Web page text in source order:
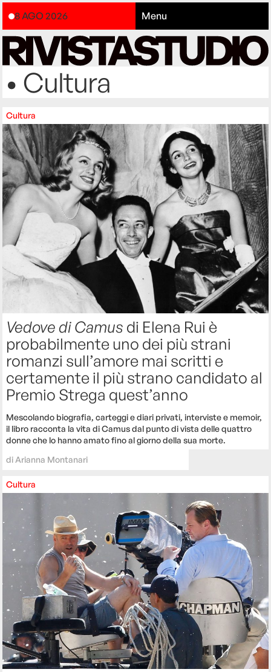
8 AGO 2026 Menu
• Cultura
Cultura
Vedove di Camus di Elena Rui è
probabilmente uno dei più strani
romanzi sull’amore mai scritti e
certamente il più strano candidato al
Premio Strega quest’anno
Mescolando biografia, carteggi e diari privati, interviste e memoir,
il libro racconta la vita di Camus dal punto di vista delle quattro
donne che lo hanno amato fino al giorno della sua morte.
di Arianna Montanari
Cultura